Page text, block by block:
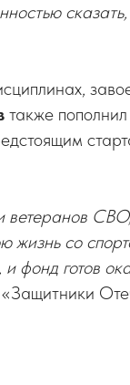
также
ветеранов
жизнь со
фонд готов